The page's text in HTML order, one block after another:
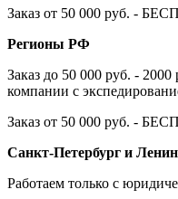
Заказ от 50 000 руб. -
Регионы РФ
Заказ до 50 000 руб. -
компании с
Заказ от 50 000 руб. -
Санкт-Петербург и
Работаем только с